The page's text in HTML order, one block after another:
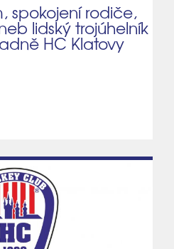
spokojení rodiče,
lidský trojúhelník
HC Klatovy